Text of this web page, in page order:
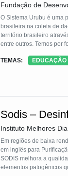
Fundação de
O Sistema Urubu é uma
brasileira na coleta de
território brasileiro
entre outros. Temos por
Nos três anos da sua
TEMAS: EDUCAÇÃO
Sodis –
Instituto Melhores
Em regiões de baixa
em inglês para Purificação Solar da água), é uma forma eficaz, de baixo
SODIS melhora a
elementos patogênicos